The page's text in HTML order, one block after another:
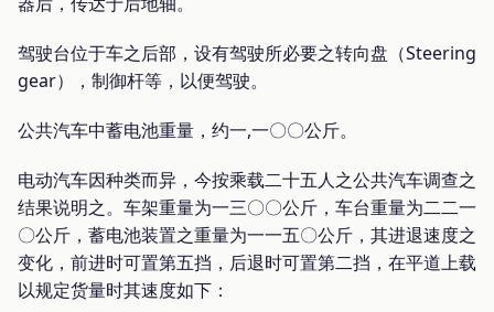
驾驶台位于车之后部，设有驾驶所必要之转向盘（Steering
gear），制御杆等，以便驾驶。
公共汽车中蓄电池重量，约一,一〇〇公斤。
电动汽车因种类而异，今按乘载二十五人之公共汽车调查之
结果说明之。车架重量为一三〇〇公斤，车台重量为二二一
〇公斤，蓄电池装置之重量为一一五〇公斤，其进退速度之
变化，前进时可置第五挡，后退时可置第二挡，在平道上载
以规定货量时其速度如下：